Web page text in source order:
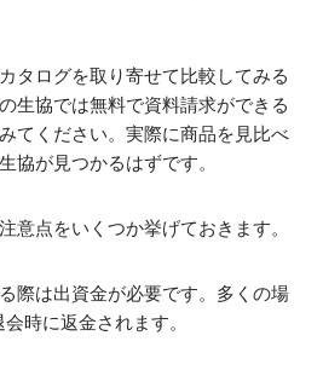
タログを取り寄せて比較してみる
生協では無料で資料請求ができる
てください。実際に商品を見比べ
協が見つかるはずです。
意点をいくつか挙げておきます。
際は出資金が必要です。多くの場
時に返金されます。